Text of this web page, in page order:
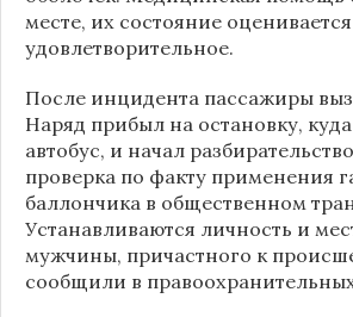
месте, их состояние
удовлетворительное.
После инцидента пассажиры
Наряд прибыл на остановку,
автобус, и начал
проверка по факту применения
баллончика в общественном
Устанавливаются личность и
мужчины, причастного к
сообщили в